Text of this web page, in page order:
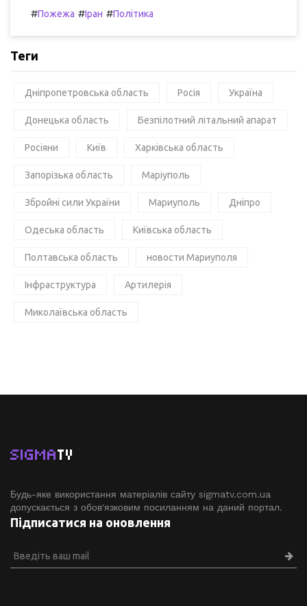
#Пожежа #Іран #Політика
Теги
Дніпропетровська область Росія Україна
Донецька область Безпілотний літальний апарат
Росіяни Київ Харківська область
Запорізька область Маріуполь
Збройні сили України Мариуполь Дніпро
Одеська область Київська область
Полтавська область новости Мариуполя
Інфраструктура Артилерія
Миколаївська область
SIGMATV
Будь-яке використання матеріалів сайту sigmatv.com.ua
допускається з обов'язковим посиланням на даний портал.
Підписатися на оновлення